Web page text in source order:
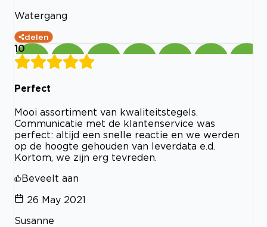
Watergang
delen
10
Perfect
Mooi assortiment van kwaliteitstegels.
Communicatie met de klantenservice was
perfect: altijd een snelle reactie en we werden
op de hoogte gehouden van leverdata e.d.
Kortom, we zijn erg tevreden.
Beveelt aan
26 May 2021
Susanne